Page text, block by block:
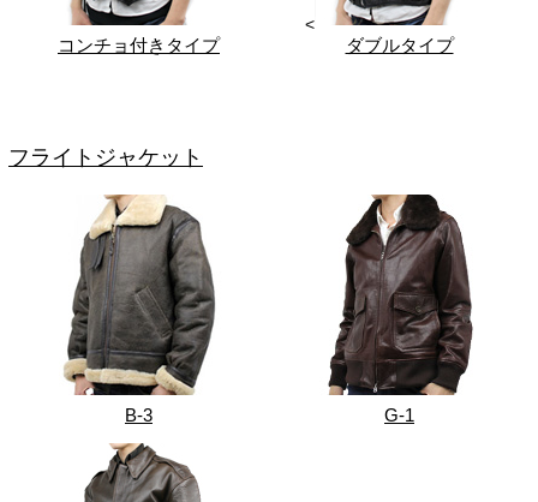
コンチョ付きタイプ
<
ダブルタイプ
フライトジャケット
B-3 G-1